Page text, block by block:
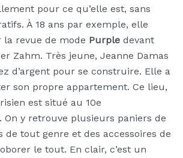
pour ce qu’elle est, sans
À 18 ans par exemple, elle
la revue de mode Purple devant
Zahm. Très jeune, Jeanne Damas
d’argent pour se construire. Elle a
son propre appartement. Ce lieu,
est situé au 10e
On y retrouve plusieurs paniers de
de tout genre et des accessoires de
le tout. En clair, c’est un